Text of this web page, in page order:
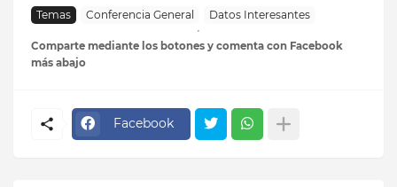
Temas Conferencia General Datos Interesantes
Comparte mediante los botones y comenta con Facebook
más abajo
Facebook